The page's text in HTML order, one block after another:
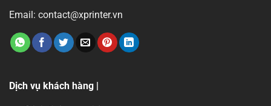
Email: contact@xprinter.vn
Dịch vụ khách hàng |